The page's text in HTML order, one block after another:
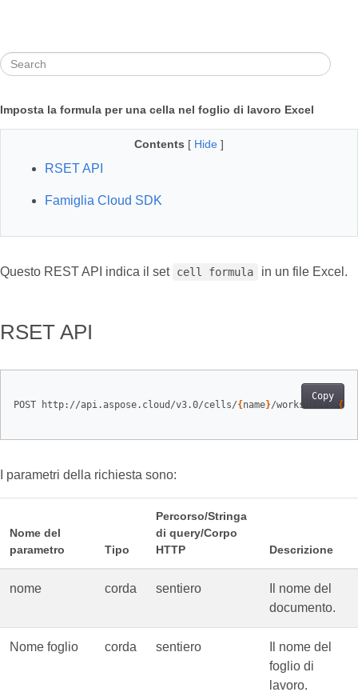
Imposta la formula per una cella nel foglio di lavoro Excel
Contents [ Hide ]
RSET API
Famiglia Cloud SDK
Questo REST API indica il set cell formula in un file Excel.
RSET API
Copy
POST http://api.aspose.cloud/v3.0/cells/{ name}/worksheets/ {
I parametri della richiesta sono:
Nome del
parametro
Tipo
Percorso/Stringa
di query/Corpo
HTTP
Descrizione
nome corda sentiero
Il nome del
documento.
Nome foglio corda sentiero
Il nome del
foglio di
lavoro.